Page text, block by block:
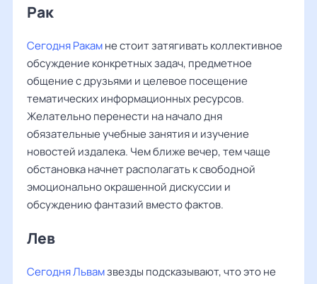
Рак ‌‌
Сегодня Ракамне стоит затягивать коллективное
обсуждение конкретных задач, предметное
общение с друзьями и целевое посещение
тематических информационных ресурсов.
Желательно перенести на начало дня
обязательные учебные занятия и изучение
новостей издалека. Чем ближе вечер, тем чаще
обстановка начнет располагать к свободной
эмоционально окрашенной дискуссии и
обсуждению фантазий вместо фактов.
Лев ‌‌
Сегодня Львамзвезды подсказывают, что это не